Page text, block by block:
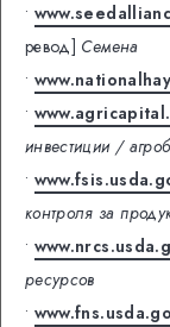
•
ревод] Семена
•
•
инвестиции /
•
контроля за
•
ресурсов
•